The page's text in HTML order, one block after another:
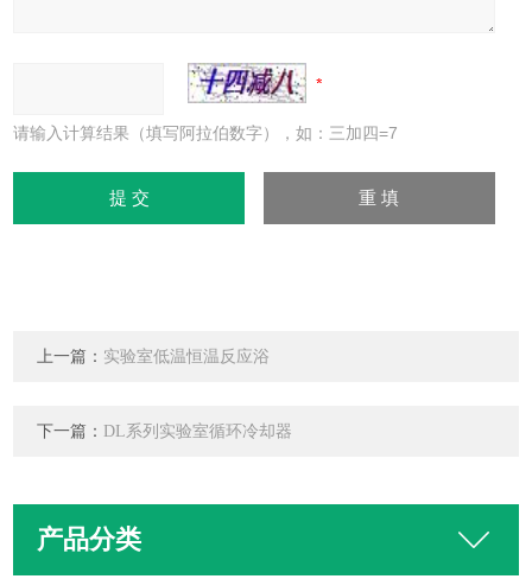
请输入计算结果（填写阿拉伯数字），如：三加四=7
上一篇： 实验室低温恒温反应浴
下一篇： DL系列实验室循环冷却器
产品分类